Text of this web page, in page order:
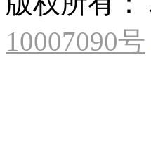
10007090号